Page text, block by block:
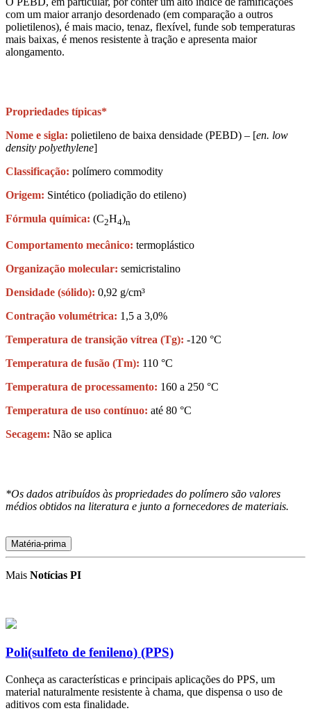
com um maior arranjo desordenado (em comparação a outros
polietilenos), é mais macio, tenaz, flexível, funde sob temperaturas
mais baixas, é menos resistente à tração e apresenta maior
alongamento.
Propriedades típicas*
Nome e sigla: polietileno de baixa densidade (PEBD) – [en. low
density polyethylene]
Classificação: polímero commodity
Origem: Sintético (poliadição do etileno)
Fórmula química: (C2H4)n
Comportamento mecânico: termoplástico
Organização molecular: semicristalino
Densidade (sólido): 0,92 g/cm³
Contração volumétrica: 1,5 a 3,0%
Temperatura de transição vítrea (Tg): -120 °C
Temperatura de fusão (Tm): 110 °C
Temperatura de processamento: 160 a 250 °C
Temperatura de uso contínuo: até 80 °C
Secagem: Não se aplica
*Os dados atribuídos às propriedades do polímero são valores
médios obtidos na literatura e junto a fornecedores de materiais.
Matéria-prima
Mais Notícias PI
Poli(sulfeto de fenileno) (PPS)
Conheça as características e principais aplicações do PPS, um
material naturalmente resistente à chama, que dispensa o uso de
aditivos com esta finalidade.